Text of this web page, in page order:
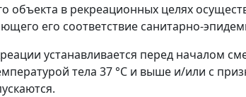
объекта в рекреационных целях
его соответствие санитарно-
устанавливается перед началом
тела 37 °С и выше и/или с